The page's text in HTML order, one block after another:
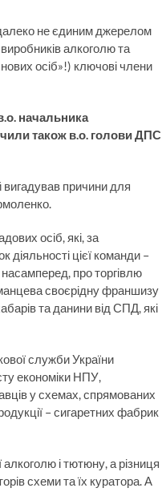
не єдиним джерелом
алкоголю та
осіб»!) ключові члени
начальника
також в.о. голови ДПС
причини для
осіб, які, за
цієї команди –
про торгівлю
своєрідну франшизу
та данини від СПД, які
служби України
економіки НПУ,
у схемах, спрямованих
– сигаретних фабрик
і тютюну, а різниця
схеми та їх куратора. А